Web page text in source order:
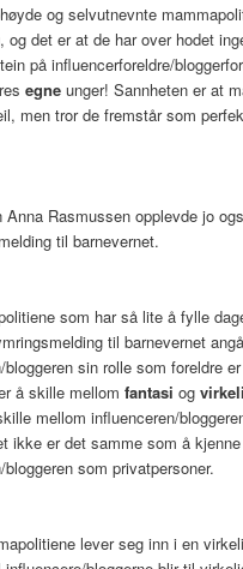
og selvutnevnte
og det er at de har over hodet
på influencerforeldre/
egne unger! Sannheten er at
men tror de fremstår som
Anna Rasmussen opplevde jo
til barnevernet.
som har så lite å fylle
til barnevernet
bloggeren sin rolle som foreldre
å skille mellomfantasi og
mellom influenceren/
ikke er det samme som å kjenne
som privatpersoner.
lever seg inn i en